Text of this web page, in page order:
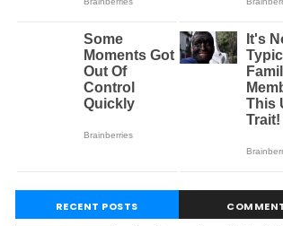
RECENT POSTS